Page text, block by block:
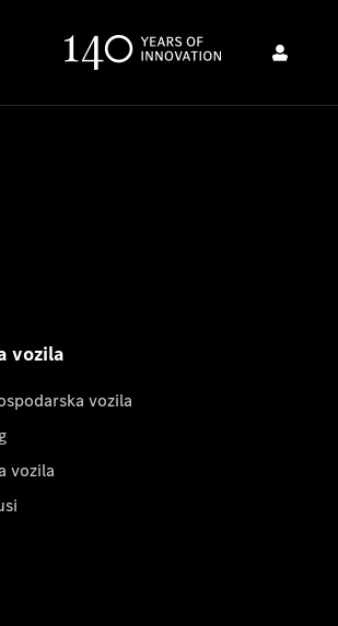
vozila
vozila
vozila